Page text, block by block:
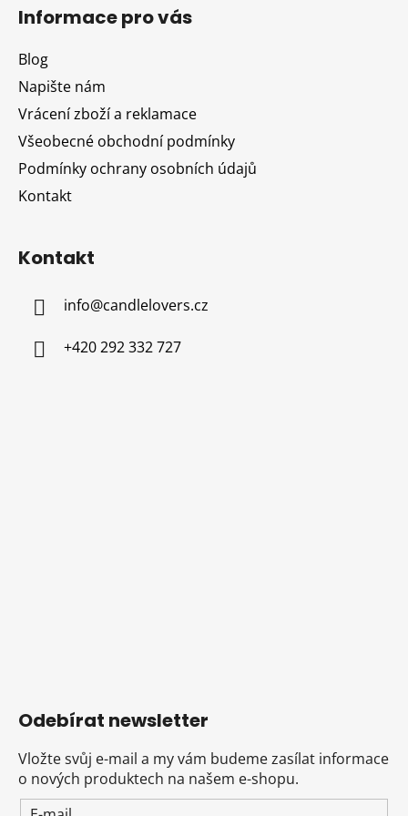
Informace pro vás
Blog
Napište nám
Vrácení zboží a reklamace
Všeobecné obchodní podmínky
Podmínky ochrany osobních údajů
Kontakt
Kontakt
info@candlelovers.cz
+420 292 332 727
Odebírat newsletter
Vložte svůj e-mail a my vám budeme zasílat informace
o nových produktech na našem e-shopu.